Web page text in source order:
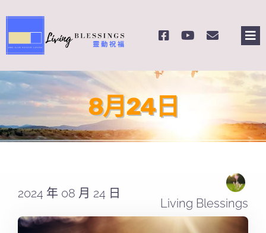
to
content
關於我們
奉獻支持
Search
8月24日
2024 年 08 月 24 日
Living Blessings